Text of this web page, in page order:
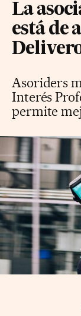
La
está de
Asoriders
Interés
permite